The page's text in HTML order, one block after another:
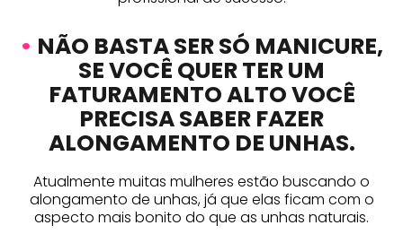
• NÃO BASTA SER SÓ MANICURE,
SE VOCÊ QUER TER UM
FATURAMENTO ALTO VOCÊ
PRECISA SABER FAZER
ALONGAMENTO DE UNHAS.
Atualmente muitas mulheres estão buscando o
alongamento de unhas, já que elas ficam com o
aspecto mais bonito do que as unhas naturais.